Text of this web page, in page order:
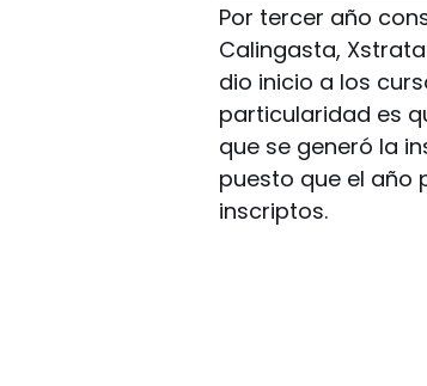
Por tercer año
Calingasta,
dio inicio a los
particularidad es
que se generó la
puesto que el año
inscriptos.